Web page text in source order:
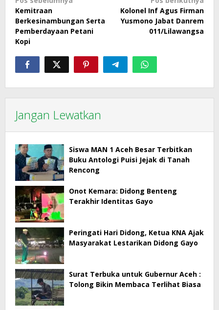
pos
Kemitraan
Berkesinambungan Serta
Pemberdayaan Petani
Kopi
Kolonel Inf Agus Firman
Yusmono Jabat Danrem
011/Lilawangsa
Jangan Lewatkan
Siswa MAN 1 Aceh Besar Terbitkan
Buku Antologi Puisi Jejak di Tanah
Rencong
Onot Kemara: Didong Benteng
Terakhir Identitas Gayo
Peringati Hari Didong, Ketua KNA Ajak
Masyarakat Lestarikan Didong Gayo
Surat Terbuka untuk Gubernur Aceh :
Tolong Bikin Membaca Terlihat Biasa